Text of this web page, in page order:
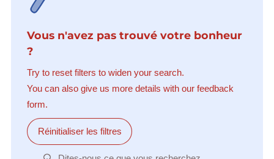
Vous n'avez pas trouvé votre bonheur
?
Try to reset filters to widen your search.
You can also give us more details with our feedback
form.
Réinitialiser les filtres